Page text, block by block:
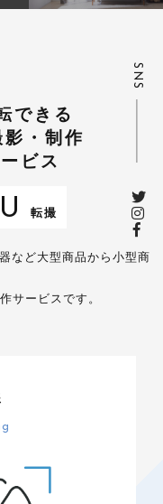
SNS
できる
・制作
ビス
転撮
など大型商品から小型商
サービスです。